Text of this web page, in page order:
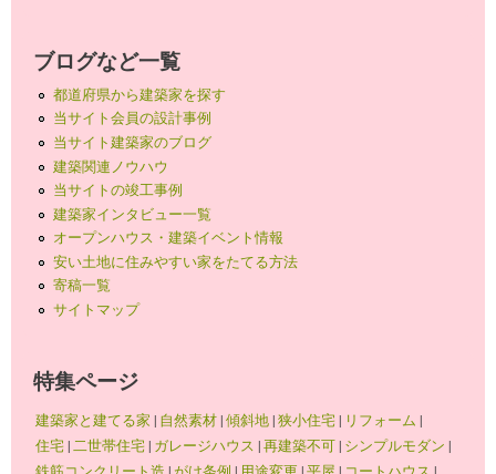
ブログなど一覧
都道府県から建築家を探す
当サイト会員の設計事例
当サイト建築家のブログ
建築関連ノウハウ
当サイトの竣工事例
建築家インタビュー一覧
オープンハウス・建築イベント情報
安い土地に住みやすい家をたてる方法
寄稿一覧
サイトマップ
特集ページ
建築家と建てる家 | 自然素材|傾斜地|狭小住宅| リフォーム |
住宅|二世帯住宅| ガレージハウス |再建築不可| シンプルモダン |